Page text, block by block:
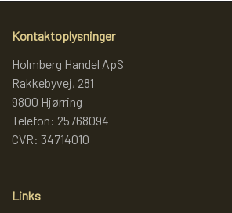
DIVERSE GARN
PULL BACK
Kontaktoplysninger
Holmberg Handel ApS
Rakkebyvej, 281
9800 Hjørring
Telefon: 25768094
CVR: 34714010
Links